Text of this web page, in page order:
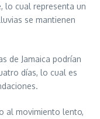
lo cual representa un
se mantienen
de Jamaica podrían
días, lo cual es
al movimiento lento,